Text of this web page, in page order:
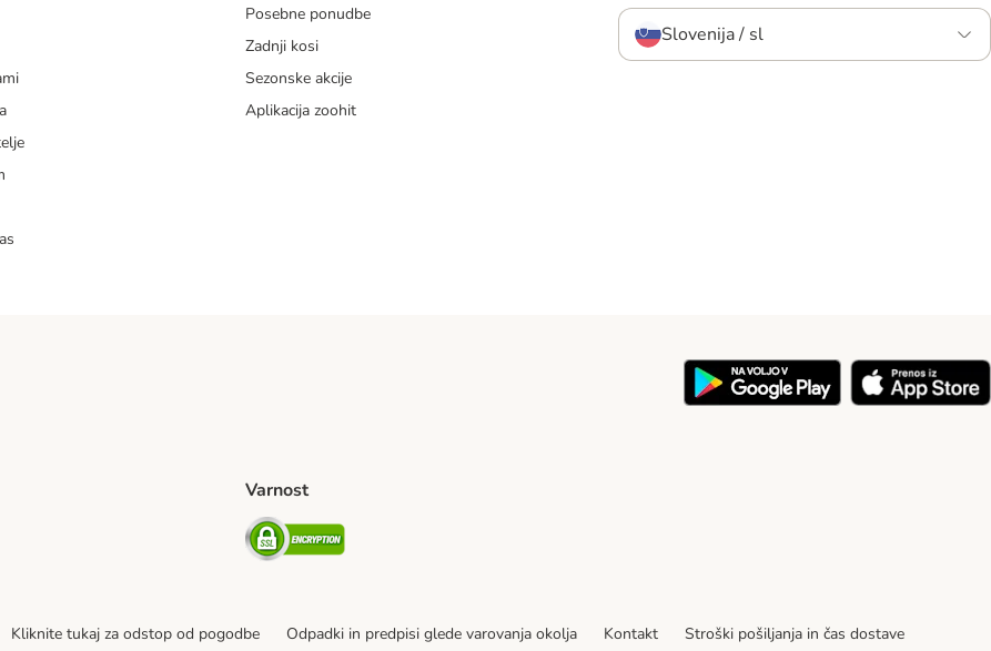
Posebne ponudbe
Zadnji kosi
Sezonske akcije
Aplikacija zoohit
Slovenija / sl
Shipping Method
Varnost
Security
Kliknite tukaj za odstop od pogodbe Odpadki in predpisi glede varovanja okolja Kontakt Stroški pošiljanja in čas dostave